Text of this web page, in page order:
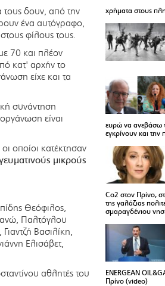
δουν, από την
ένα αυτόγραφο,
φίλους τους.
70 και πλέον
κατ' αρχήν το
είχε και τα
συνάντηση
είναι
οποίοι κατέκτησαν
μικρούς
Θεόφιλος,
Παλτόγλου
Βασιλίκη,
Ελισάβετ,
αθλητές του
χρήματα στους
ευρώ να ανεβάσω
εγκρίνουν και
Co2 στον Πρίνο,
της γαλάζιας
σμαραγδένιου
ENERGEAN
Πρίνο (video)